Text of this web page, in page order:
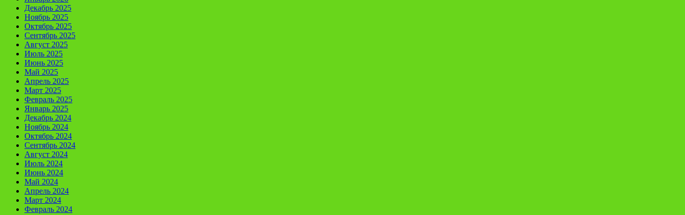
Декабрь 2025
Ноябрь 2025
Октябрь 2025
Сентябрь 2025
Август 2025
Июль 2025
Июнь 2025
Май 2025
Апрель 2025
Март 2025
Февраль 2025
Январь 2025
Декабрь 2024
Ноябрь 2024
Октябрь 2024
Сентябрь 2024
Август 2024
Июль 2024
Июнь 2024
Май 2024
Апрель 2024
Март 2024
Февраль 2024